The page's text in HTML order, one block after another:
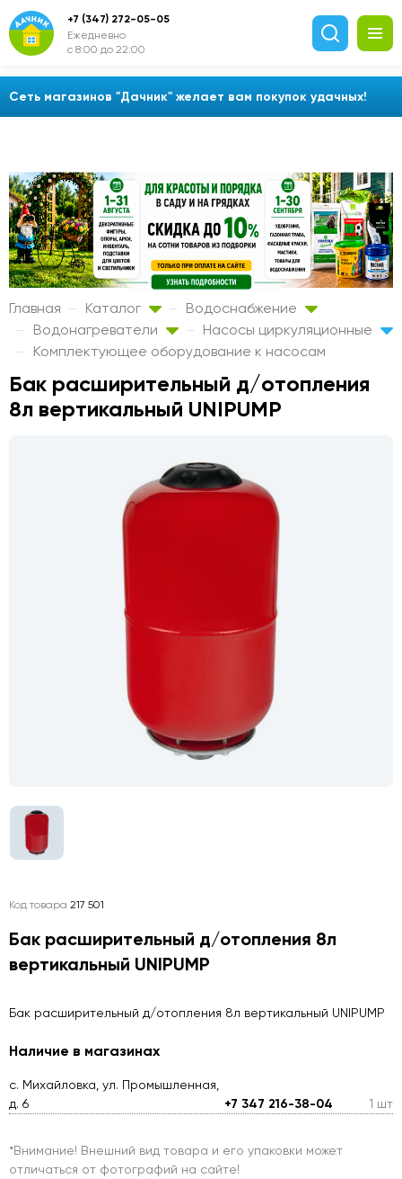
Сеть магазинов "Дачник" желает вам покупок удачных!
+7 (347) 272-05-05
Ежедневно
с 8:00 до 22:00
Главная Каталог
Водоснабжение
Водонагреватели
Насосы циркуляционные
Комплектующее оборудование к насосам
Бак расширительный д/отопления
8л вертикальный UNIPUMP
Код товара 217 501
Бак расширительный д/отопления 8л
вертикальный UNIPUMP
Бак расширительный д/отопления 8л вертикальный UNIPUMP
Наличие в магазинах
с. Михайловка, ул. Промышленная,
д. 6
+7 347 216-38-04 1 шт
*Внимание! Внешний вид товара и его упаковки может
отличаться от фотографий на сайте!